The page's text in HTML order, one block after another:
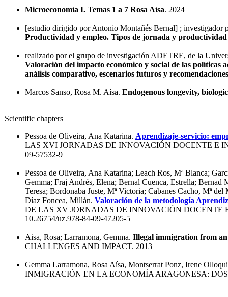
Microeconomía I. Temas 1 a 7 Rosa Aísa. 2024
[estudio dirigido por Antonio Montañés Bernal] ;
Productividad y empleo. Tipos de jornada y
realizado por el grupo de investigación ADETRE, de la
Valoración del impacto económico y social de las
análisis comparativo, escenarios futuros y recomendaciones
Marcos Sanso, Rosa M. Aísa. Endogenous longevity,
Scientific chapters
Pessoa de Oliveira, Ana Katarina. Aprendizaje-servicio:
LAS XVI JORNADAS DE INNOVACIÓN DOCENTE E
09-57532-9
Pessoa de Oliveira, Ana Katarina; Leach Ros, Mª Blanca;
Gemma; Fraj Andrés, Elena; Bernal Cuenca, Estrella;
Teresa; Bordonaba Juste, Mª Victoria; Cabanes Cacho, Mª
Díaz Foncea, Millán. Valoración de la metodología
DE LAS XV JORNADAS DE INNOVACIÓN DOCENTE
10.26754/uz.978-84-09-47205-5
Aisa, Rosa; Larramona, Gemma. Illegal immigration from
CHALLENGES AND IMPACT. 2013
Gemma Larramona, Rosa Aísa, Montserrat Ponz, Irene
INMIGRACIÓN EN LA ECONOMÍA ARAGONESA: